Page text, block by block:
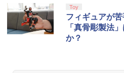
Toy
フィギュアが苦
「真骨彫製法
か？